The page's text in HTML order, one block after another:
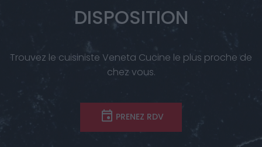
DISPOSITION
Trouvez le cuisiniste Veneta Cucine le plus proche de
chez vous.
PRENEZ RDV